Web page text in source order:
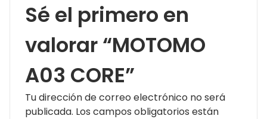
Sé el primero en
valorar “MOTOMO
A03 CORE”
Tu dirección de correo electrónico no será
publicada. Los campos obligatorios están